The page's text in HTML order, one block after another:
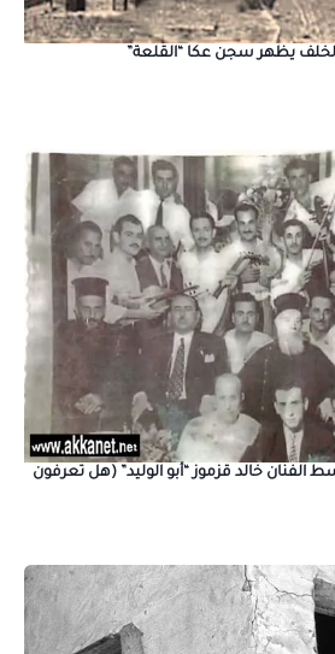
يظهر سجن عكا “القلعة”
الفنان خالد قزموز “أبو الوليد” (هل تعرفون